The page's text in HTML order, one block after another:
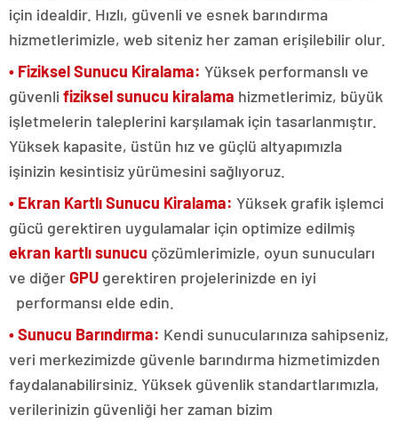
için idealdir. Hızlı, güvenli ve esnek barındırma
hizmetlerimizle, web siteniz her zaman erişilebilir olur.
• Fiziksel Sunucu Kiralama: Yüksek performanslı ve
güvenli fiziksel sunucu kiralama hizmetlerimiz, büyük
işletmelerin taleplerini karşılamak için tasarlanmıştır.
Yüksek kapasite, üstün hız ve güçlü altyapımızla
işinizin kesintisiz yürümesini sağlıyoruz.
• Ekran Kartlı Sunucu Kiralama: Yüksek grafik işlemci
gücü gerektiren uygulamalar için optimize edilmiş
ekran kartlı sunucu çözümlerimizle, oyun sunucuları
ve diğerGPU gerektiren projelerinizde en iyi
performansı elde edin.
• Sunucu Barındırma: Kendi sunucularınıza sahipseniz,
veri merkezimizde güvenle barındırma hizmetimizden
faydalanabilirsiniz. Yüksek güvenlik standartlarımızla,
verilerinizin güvenliği her zaman bizim